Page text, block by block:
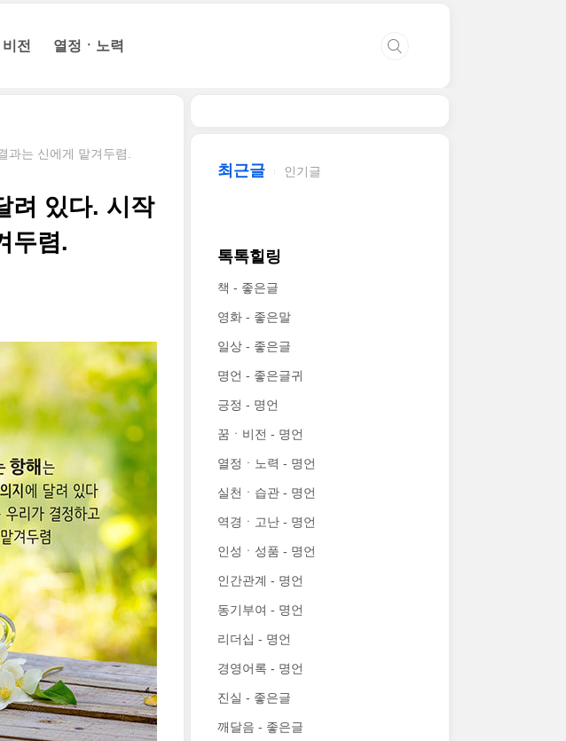
전 열정ㆍ노력
과는 신에게 맡겨두렴.
려 있다. 시작
두렴.
최근글 인기글
톡톡힐링
책 - 좋은글
영화 - 좋은말
일상 - 좋은글
명언 - 좋은글귀
긍정 - 명언
꿈ㆍ비전 - 명언
열정ㆍ노력 - 명언
실천ㆍ습관 - 명언
역경ㆍ고난 - 명언
인성ㆍ성품 - 명언
인간관계 - 명언
동기부여 - 명언
리더십 - 명언
경영어록 - 명언
진실 - 좋은글
깨달음 - 좋은글